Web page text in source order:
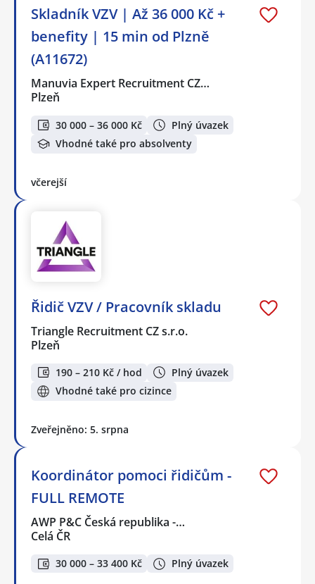
Skladník VZV | Až 36 000 Kč +
benefity | 15 min od Plzně
(A11672)
Manuvia Expert Recruitment CZ…
Plzeň
30 000 – 36 000 Kč
Plný úvazek
Vhodné také pro absolventy
včerejší
Řidič VZV / Pracovník skladu
Triangle Recruitment CZ s.r.o.
Plzeň
190 – 210 Kč / hod
Plný úvazek
Vhodné také pro cizince
Zveřejněno: 5. srpna
Koordinátor pomoci řidičům -
FULL REMOTE
AWP P&C Česká republika -…
Celá ČR
30 000 – 33 400 Kč Plný úvazek